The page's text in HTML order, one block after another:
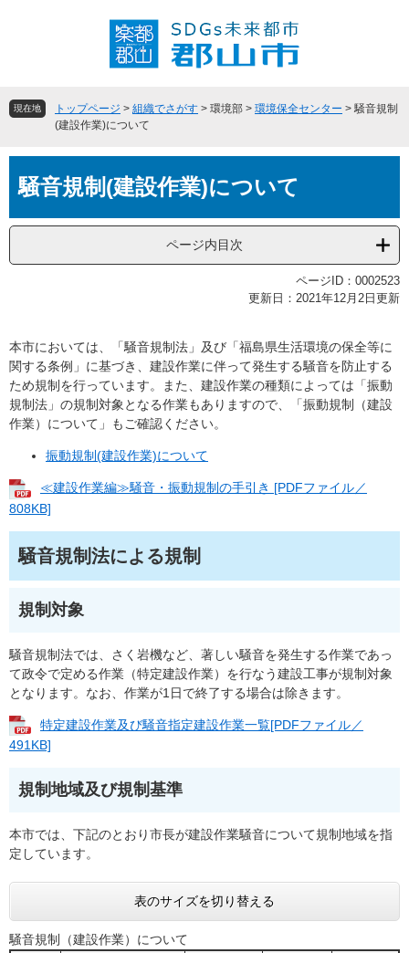
頭
飛
へ
現在地 トップページ > 組織でさがす > 環境部 > 環境保全センター > 騒音規制
(建設作業)について
文騒音規制(建設作業)について
ページ内目次
ページID：0002523
更新日：2021年12月2日更新
本市においては、「騒音規制法」及び「福島県生活環境の保全等に
関する条例」に基づき、建設作業に伴って発生する騒音を防止する
ため規制を行っています。また、建設作業の種類によっては「振動
規制法」の規制対象となる作業もありますので、「振動規制（建設
作業）について」もご確認ください。
振動規制(建設作業)について
≪建設作業編≫騒音・振動規制の手引き [PDFファイル／
808KB]
騒音規制法による規制
規制対象
騒音規制法では、さく岩機など、著しい騒音を発生する作業であっ
て政令で定める作業（特定建設作業）を行なう建設工事が規制対象
となります。なお、作業が1日で終了する場合は除きます。
特定建設作業及び騒音指定建設作業一覧[PDFファイル／
491KB]
規制地域及び規制基準
本市では、下記のとおり市長が建設作業騒音について規制地域を指
定しています。
表のサイズを切り替える
騒音規制（建設作業）について